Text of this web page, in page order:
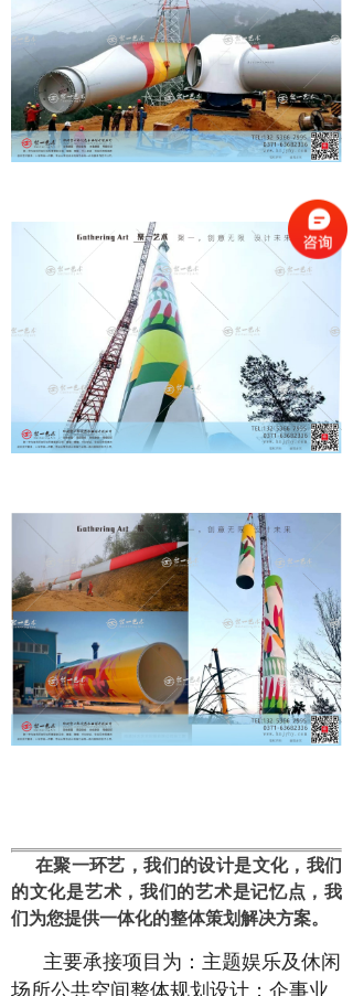
在聚一环艺，我们的设计是文化，我们
的文化是艺术 ，我们的艺术是记忆点 ，我
们为您提供一体化的整体策划解决方案。
主要承接项目为：主题娱乐及休闲
场所公共空间整体规划设计；企事业